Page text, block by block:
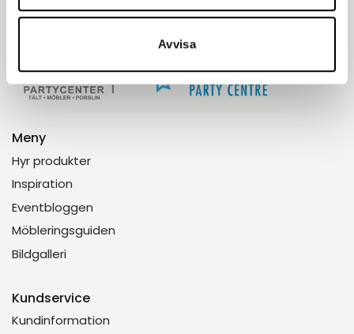
Avvisa
Enkelt.
Meny
Hyr produkter
Inspiration
Eventbloggen
Möbleringsguiden
Bildgalleri
Kundservice
Kundinformation